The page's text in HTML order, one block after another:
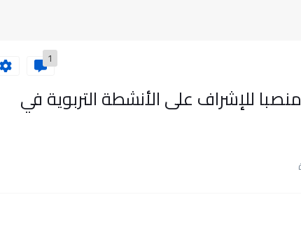
1
بشهادة البكالوريا مطلوب 80 منصبا للإشراف على الأنشطة التربوية في